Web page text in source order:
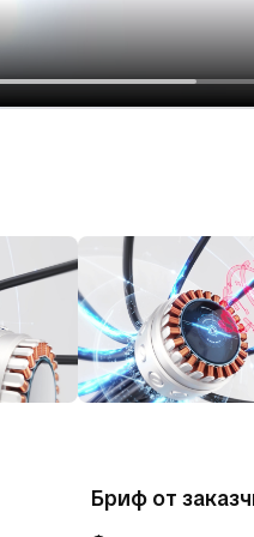
Бриф от